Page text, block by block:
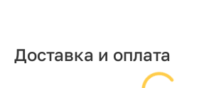
Доставка и оплата